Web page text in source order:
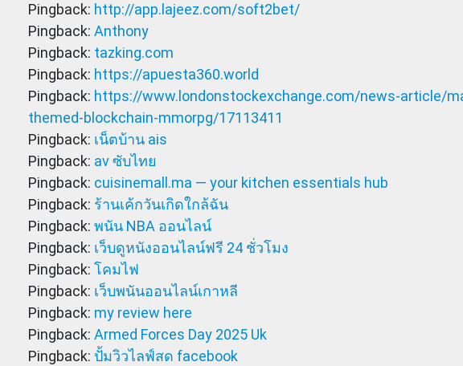
Pingback: http://app.lajeez.com/soft2bet/
Pingback: Anthony
Pingback: tazking.com
Pingback: https://apuesta360.world
Pingback: https://www.londonstockexchange.com/news-article/
themed-blockchain-mmorpg/17113411
Pingback: เน็ตบ้าน ais
Pingback: av ซับไทย
Pingback: cuisinemall.ma — your kitchen essentials hub
Pingback: ร้านเค้กวันเกิดใกล้ฉัน
Pingback: พนัน NBA ออนไลน์
Pingback: เว็บดูหนังออนไลน์ฟรี 24 ชั่วโมง
Pingback: โคมไฟ
Pingback: เว็บพนันออนไลน์เกาหลี
Pingback: my review here
Pingback: Armed Forces Day 2025 Uk
Pingback: ปั้มวิวไลฟ์สด facebook